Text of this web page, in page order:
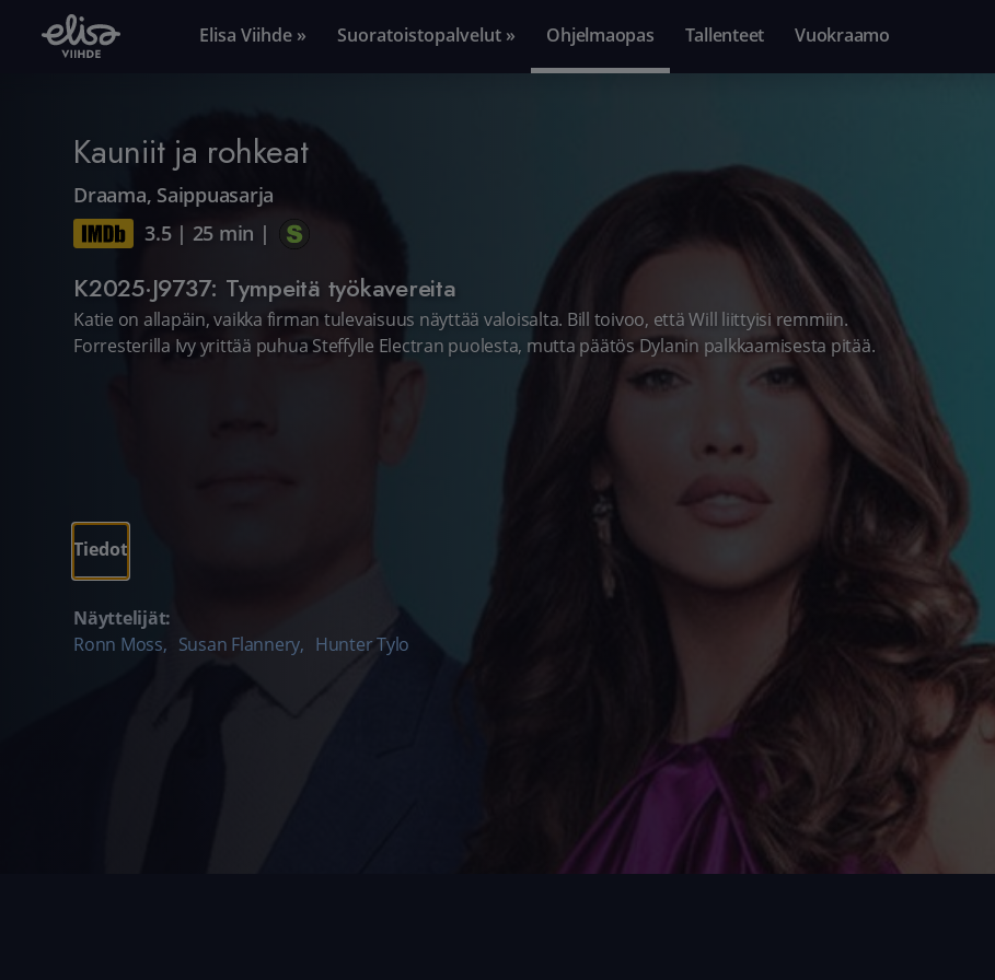
Elisa Viihde » Suoratoistopalvelut » Ohjelmaopas Tallenteet Vuokraamo
Kauniit ja rohkeat
Draama, Saippuasarja
3.5| 25 min |
K2025·J9737: Tympeitä työkavereita
Katie on allapäin, vaikka firman tulevaisuus näyttää valoisalta. Bill toivoo, että Will liittyisi remmiin.
Forresterilla Ivy yrittää puhua Steffylle Electran puolesta, mutta päätös Dylanin palkkaamisesta pitää.
Tiedot
Näyttelijät:
Ronn Moss, Susan Flannery, Hunter Tylo